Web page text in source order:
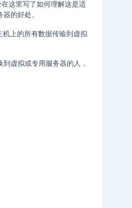
这里写了如何理解这是适
的好处。
上的所有数据传输到虚拟
虚拟或专用服务器的人，